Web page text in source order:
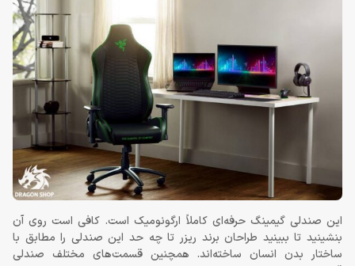
این صندلی گیمینگ حرفه‌ای کاملاً ارگونومیک است. کافی است روی آن
بنشینید تا ببینید طراحان برند ریزر تا چه حد این صندلی را مطابق با
ساختار بدن انسان ساخته‌اند. همچنین قسمت‌های مختلف صندلی